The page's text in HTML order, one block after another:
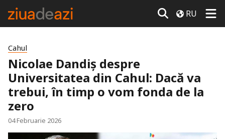
RU
Cahul
Nicolae Dandiș despre
Universitatea din Cahul: Dacă va
trebui, în timp o vom fonda de la
zero
04 Februarie 2026